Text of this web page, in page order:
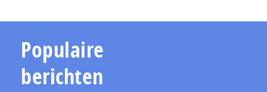
Populaire
berichten